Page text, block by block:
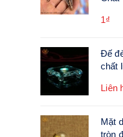
1₫
Đế
chất
Liên
Mặt
tròn